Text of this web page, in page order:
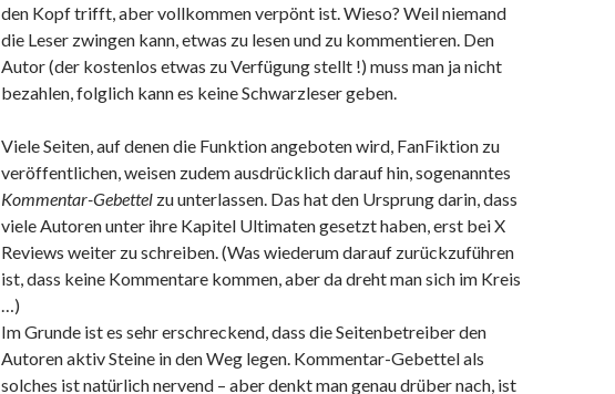
den Kopf trifft, aber vollkommen verpönt ist. Wieso? Weil niemand
die Leser zwingen kann, etwas zu lesen und zu kommentieren. Den
Autor (der kostenlos etwas zu Verfügung stellt !) muss man ja nicht
bezahlen, folglich kann es keine Schwarzleser geben.
Viele Seiten, auf denen die Funktion angeboten wird, FanFiktion zu
veröffentlichen, weisen zudem ausdrücklich darauf hin, sogenanntes
Kommentar-Gebettel zu unterlassen. Das hat den Ursprung darin, dass
viele Autoren unter ihre Kapitel Ultimaten gesetzt haben, erst bei X
Reviews weiter zu schreiben. (Was wiederum darauf zurückzuführen
ist, dass keine Kommentare kommen, aber da dreht man sich im Kreis
…)
Im Grunde ist es sehr erschreckend, dass die Seitenbetreiber den
Autoren aktiv Steine in den Weg legen. Kommentar-Gebettel als
solches ist natürlich nervend – aber denkt man genau drüber nach, ist